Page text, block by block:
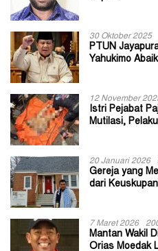
30 Oktober 2025
PTUN
Yahukimo
12 November
Istri Pejabat
Mutilasi,
20 Januari 2026
Gereja yang
dari
7 Maret 2026
Mantan Wakil
Orias Moedak